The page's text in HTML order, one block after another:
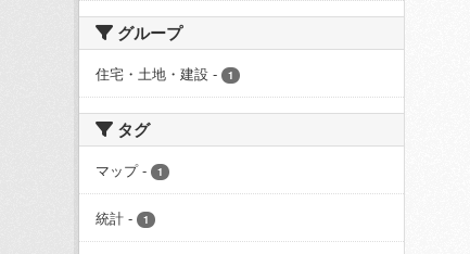
グループ
住宅・土地・建設 - 1
タグ
マップ - 1
統計 - 1